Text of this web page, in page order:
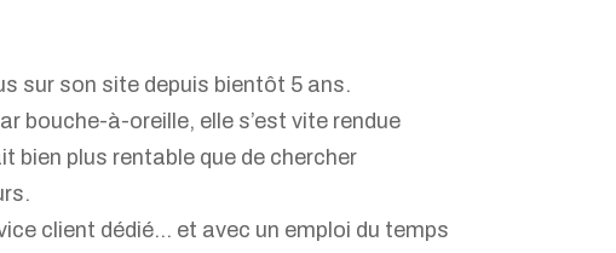
sur son site depuis bientôt 5 ans.
bouche-à-oreille, elle s’est vite rendue
bien plus rentable que de chercher
client dédié… et avec un emploi du temps